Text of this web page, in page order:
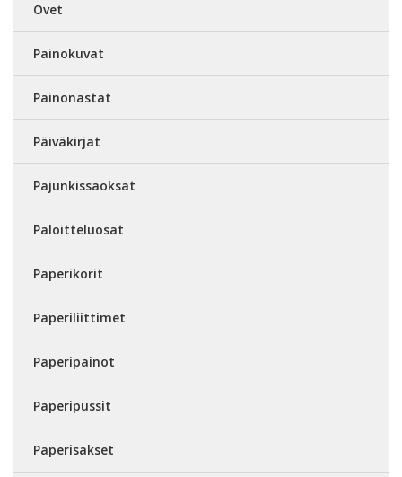
Ovet
Painokuvat
Painonastat
Päiväkirjat
Pajunkissaoksat
Paloitteluosat
Paperikorit
Paperiliittimet
Paperipainot
Paperipussit
Paperisakset